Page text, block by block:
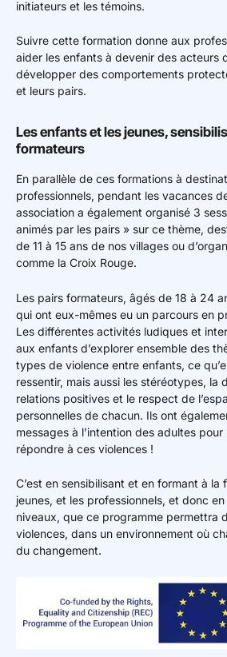
initiateurs et les témoins.
Suivre cette formation donne aux
aider les enfants à devenir des acteurs
développer des comportements
et leurs pairs.
Les enfants et les jeunes,
formateurs
En parallèle de ces formations à
professionnels, pendant les vacances
association a également organisé 3
animés par les pairs » sur ce thème,
de 11 à 15 ans de nos villages ou
comme la Croix Rouge.
Les pairs formateurs, âgés de 18 à 24
qui ont eux-mêmes eu un parcours en
Les différentes activités ludiques et
aux enfants d’explorer ensemble des
types de violence entre enfants, ce
ressentir, mais aussi les stéréotypes, la
relations positives et le respect de
personnelles de chacun. Ils ont
messages à l’intention des adultes
répondre à ces violences !
C’est en sensibilisant et en formant à la
jeunes, et les professionnels, et donc
niveaux, que ce programme permettra
violences, dans un environnement où
du changement.